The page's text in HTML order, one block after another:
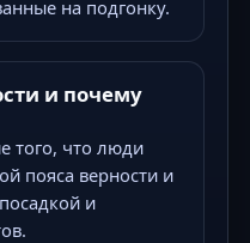
на подгонку.
и почему
того, что люди
пояса верности и
и